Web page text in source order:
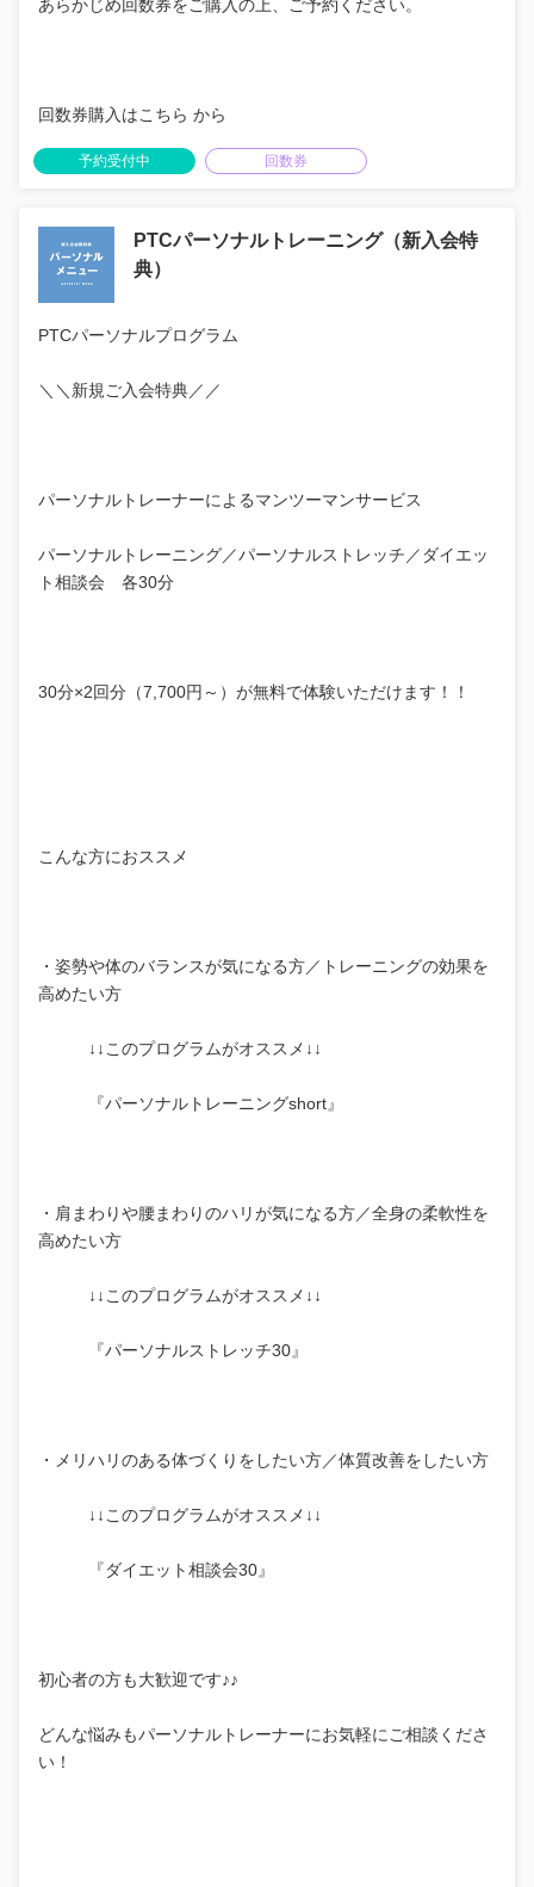
あらかじめ回数券をご購入の上、ご予約ください。
回数券購入はこちら から
予約受付中 回数券
PTCパーソナルトレーニング（新入会特
典）
PTCパーソナルプログラム
＼＼新規ご入会特典／／
パーソナルトレーナーによるマンツーマンサービス
パーソナルトレーニング／パーソナルストレッチ／ダイエッ
ト相談会 各30分
30分×2回分（7,700円～）が無料で体験いただけます！！
こんな方におススメ
・姿勢や体のバランスが気になる方／トレーニングの効果を
高めたい方
↓↓このプログラムがオススメ↓↓
『パーソナルトレーニングshort』
・肩まわりや腰まわりのハリが気になる方／全身の柔軟性を
高めたい方
↓↓このプログラムがオススメ↓↓
『パーソナルストレッチ30』
・メリハリのある体づくりをしたい方／体質改善をしたい方
↓↓このプログラムがオススメ↓↓
『ダイエット相談会30』
初心者の方も大歓迎です♪♪
どんな悩みもパーソナルトレーナーにお気軽にご相談くださ
い！